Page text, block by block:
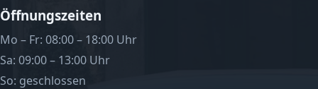
Öffnungszeiten
Mo – Fr: 08:00 – 18:00 Uhr
Sa: 09:00 – 13:00 Uhr
So: geschlossen